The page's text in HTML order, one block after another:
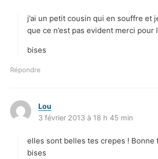
:
j’ai un petit cousin qui en souffre et
que ce n’est pas evident merci pour
bises
Répondre
Lou
i
3 février 2013 à 18 h 45 min
elles sont belles tes crepes ! Bonne
bises